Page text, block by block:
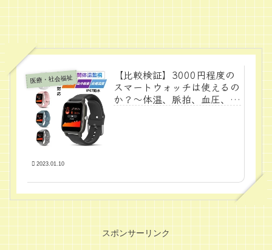
医療・社会福祉
【比較検証】3000円程度の
スマートウォッチは使えるの
か？～体温、脈拍、血圧、酸
2023.01.10
スポンサーリンク